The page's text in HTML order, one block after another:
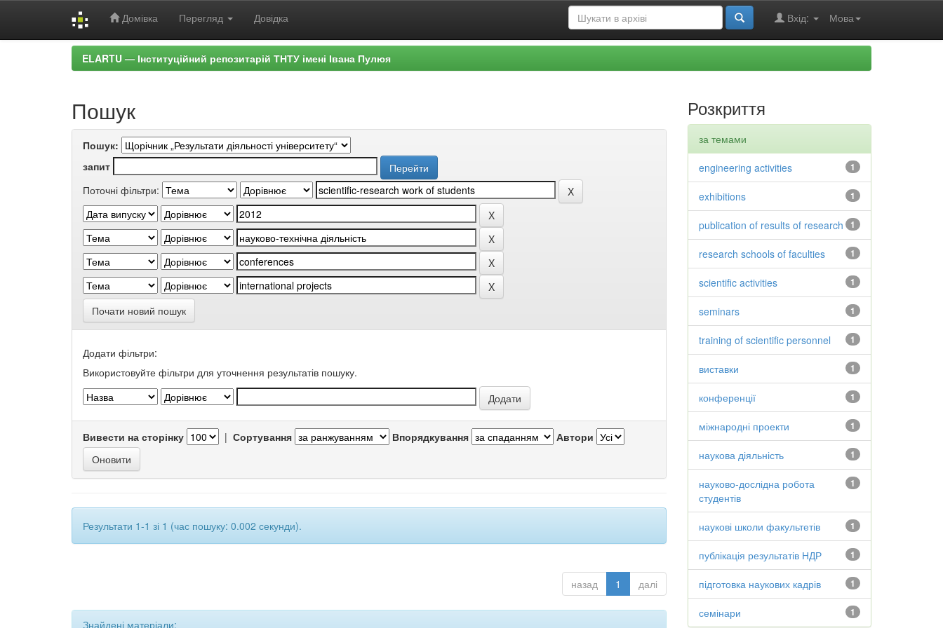
Домівка Перегляд Довідка Мова
Вхід:
ELARTU — Інституційний репозитарій ТНТУ імені Івана Пулюя
Пошук
Пошук:
запит
Поточні фільтри:
Почати новий пошук
Додати фільтри:
Використовуйте фільтри для уточнення результатів пошуку.
Вивести на сторінку | Сортування Впорядкування Автори
Результати 1-1 зі 1 (час пошуку: 0.002 секунди).
назад 1 далі
Знайдені матеріали:
Розкриття
за темами
1
engineering activities
1
exhibitions
1
publication of results of research
1
research schools of faculties
1
scientific activities
1
seminars
1
training of scientific personnel
1
виставки
1
конференції
1
міжнародні проекти
1
наукова діяльність
1
науково-дослідна робота
студентів
1
наукові школи факультетів
1
публікація результатів НДР
1
підготовка наукових кадрів
1
семінари